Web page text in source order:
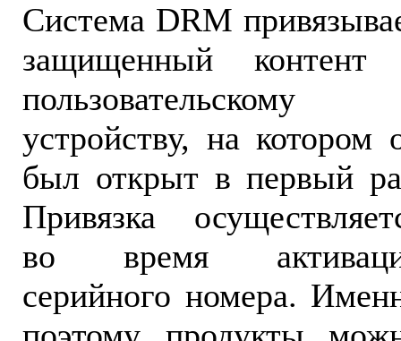
Система DRM
защищенный контент
пользовательскому
устройству, на котором
был открыт в первый
Привязка
во время
серийного номера.